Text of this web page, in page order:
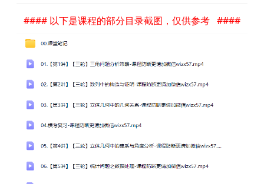
#### 以下是课程的部分目录截图，仅供参考 ####